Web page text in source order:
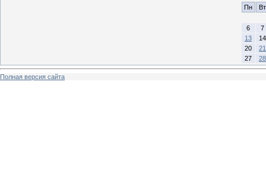
Пн Вт
6
7
13
14
20
21
27
28
Полная версия сайта